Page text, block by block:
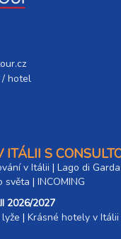
/ hotel
ITÁLII S
v Itálii | Lago di Garda
světa | INCOMING
2026/2027
|​ Krásné hotely v